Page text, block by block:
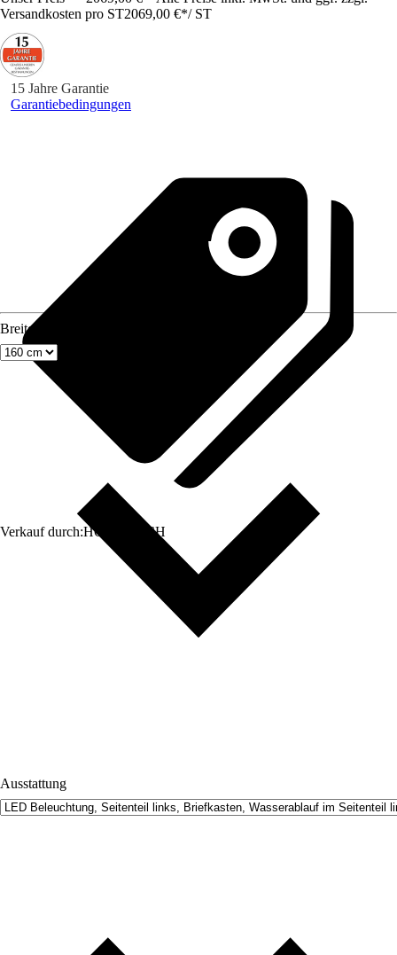
Versandkosten pro ST2069,00 €*/ ST
15 Jahre Garantie
Garantiebedingungen
Verkauf durch:HORNBACH
Breite
Ausstattung